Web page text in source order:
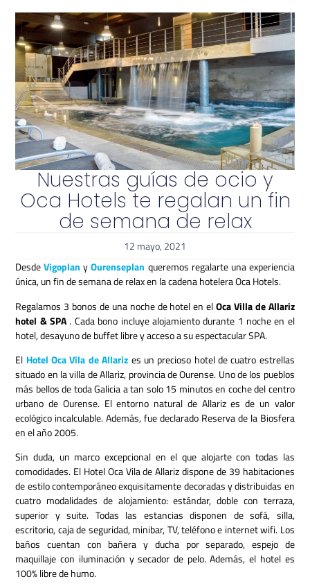
Nuestras guías de ocio y
Oca Hotels te regalan un fin
de semana de relax
12 mayo, 2021
DesdeVigoplan yOurenseplan queremos regalarte una experiencia
única, un fin de semana de relax en la cadena hotelera Oca Hotels.
Regalamos 3 bonos de una noche de hotel en elOca Villa de Allariz
hotel & SPA . Cada bono incluye alojamiento durante 1 noche en el
hotel, desayuno de buffet libre y acceso a su espectacular SPA.
El Hotel Oca Vila de Allariz es un precioso hotel de cuatro estrellas
situado en la villa de Allariz, provincia de Ourense. Uno de los pueblos
más bellos de toda Galicia a tan solo 15 minutos en coche del centro
urbano de Ourense. El entorno natural de Allariz es de un valor
ecológico incalculable. Además, fue declarado Reserva de la Biosfera
en el año 2005.
Sin duda, un marco excepcional en el que alojarte con todas las
comodidades. El Hotel Oca Vila de Allariz dispone de 39 habitaciones
de estilo contemporáneo exquisitamente decoradas y distribuidas en
cuatro modalidades de alojamiento: estándar, doble con terraza,
superior y suite. Todas las estancias disponen de sofá, silla,
escritorio, caja de seguridad, minibar, TV, teléfono e internet wifi. Los
baños cuentan con bañera y ducha por separado, espejo de
maquillaje con iluminación y secador de pelo. Además, el hotel es
100% libre de humo.